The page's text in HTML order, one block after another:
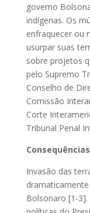
governo
indígenas. Os
enfraquecer ou
usurpar suas
sobre projetos
pelo Supremo
Conselho de
Comissão
Corte
Tribunal Penal
Invasão das
Bolsonaro [1-